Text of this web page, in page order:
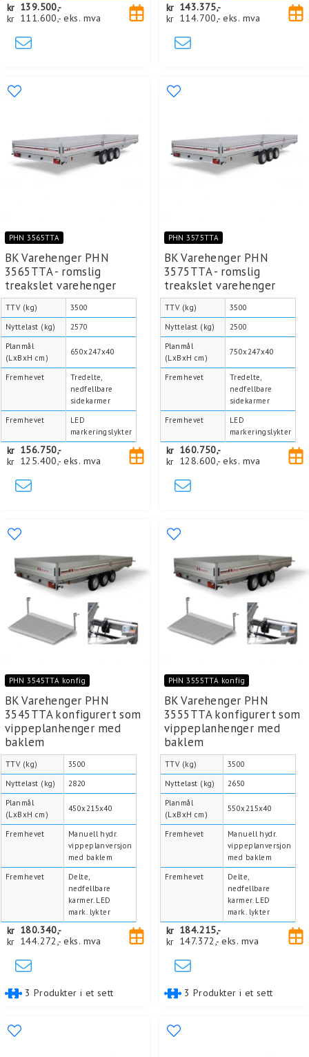
kr 139.500,-
kr 111.600,- eks. mva
kr 143.375,-
kr 114.700,- eks. mva
PHN 3565TTA
BK Varehenger PHN
3565TTA - romslig
treakslet varehenger
TTV (kg)
3500
Nyttelast (kg)
2570
Planmål
(LxBxH cm)
650x247x40
Fremhevet
Tredelte,
nedfellbare
sidekarmer
Fremhevet
LED
markeringslykter
kr 156.750,-
kr 125.400,- eks. mva
PHN 3575TTA
BK Varehenger PHN
3575TTA - romslig
treakslet varehenger
TTV (kg)
3500
Nyttelast (kg)
2500
Planmål
(LxBxH cm)
750x247x40
Fremhevet
Tredelte,
nedfellbare
sidekarmer
Fremhevet
LED
markeringslykter
kr 160.750,-
kr 128.600,- eks. mva
PHN 3545TTA konfig
BK Varehenger PHN
3545TTA konfigurert som
vippeplanhenger med
baklem
TTV (kg)
3500
Nyttelast (kg)
2820
Planmål
(LxBxH cm)
450x215x40
Fremhevet
Manuell hydr.
vippeplanversjon
med baklem
Fremhevet
Delte,
nedfellbare
karmer. LED
mark. lykter
kr 180.340,-
kr 144.272,- eks. mva
3 Produkter i et sett
PHN 3555TTA konfig
BK Varehenger PHN
3555TTA konfigurert som
vippeplanhenger med
baklem
TTV (kg)
3500
Nyttelast (kg)
2650
Planmål
(LxBxH cm)
550x215x40
Fremhevet
Manuell hydr.
vippeplanversjon
med baklem
Fremhevet
Delte,
nedfellbare
karmer. LED
mark. lykter
kr 184.215,-
kr 147.372,- eks. mva
3 Produkter i et sett